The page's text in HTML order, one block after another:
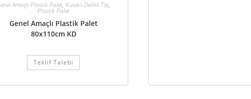
Amaçlı Plastik Palet, Kızaklı Delikli Tip,
Plastik Palet
Genel Amaçlı Plastik Palet
80x110cm KD
Teklif Talebi